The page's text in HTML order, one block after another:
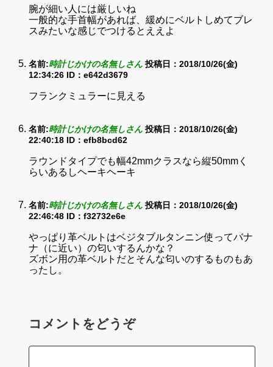
腕が細い人には厳しいね
一般的な手首幅があれば、緩めにベルトしめてブレ
スみたいな感じでつけるとええよ
名前:時計じかけの名無しさん 投稿日：2018/10/26(金)
12:34:26 ID：e642d3679
フランクミュラーに見える
名前:時計じかけの名無しさん 投稿日：2018/10/26(金)
22:40:18 ID：efb8bcd62
ラウンドタイプでも幅42mmクラスなら縦50mmく
らいあるしヘーキヘーキ
名前:時計じかけの名無しさん 投稿日：2018/10/26(金)
22:46:48 ID：f32732e6e
やっぱり革ベルトはベジタブルタンニン使ってバナ
ナ（に近い）の匂いするんかな？
ズボン用の革ベルトだとそんな匂いのするものもあ
ったし。
コメントをどうぞ